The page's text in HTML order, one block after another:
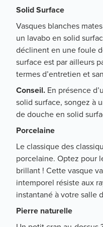
Solid Surface
Vasques blanches
un lavabo en solid
déclinent en une foule
surface est par ailleurs
termes d’entretien et
Conseil. En présence
solid surface, songez à
de douche en solid
Porcelaine
Le classique des
porcelaine. Optez pour
brillant ! Cette vasque
intemporel résiste aux
instantané à votre salle
Pierre naturelle